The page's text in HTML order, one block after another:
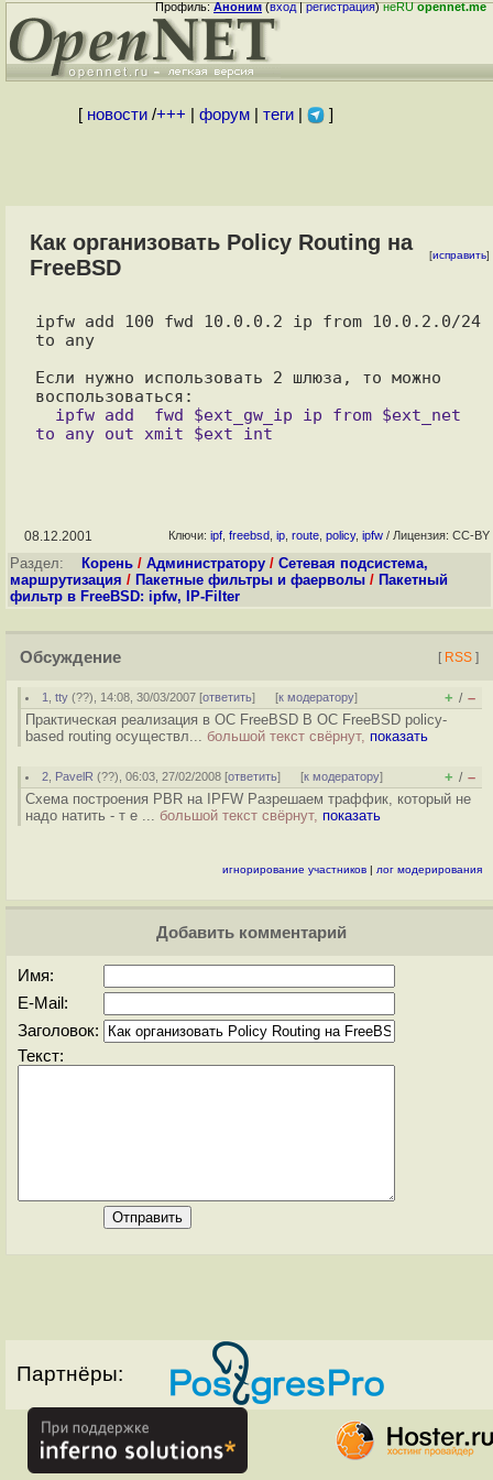
Профиль:Аноним(вход|регистрация)неRUopennet.me
[ новости/+++ форум| теги| ]
Как организовать Policy Routing на
FreeBSD
[исправить]
ipfw add 100 fwd 10.0.0.2 ip from 10.0.2.0/24
to any
Если нужно использовать 2 шлюза, то можно
08.12.2001 Ключи: ipf freebsd ip route policy, ipfw / Лицензия: CC-BY
Раздел: Корень / Администратору / Сетевая подсистема,
маршрутизация / Пакетные фильтры и фаерволы / Пакетный
фильтр в FreeBSD: ipfw, IP-Filter
Обсуждение [ RSS ]
1 ,tty (??), 14:08, 30/03/2007 [ответить] [к модератору] + / –
Практическая реализация в ОС FreeBSD В ОС FreeBSD policy-
based routing осуществл... большой текст свёрнут, показать
2 PavelR (??), 06:03, 27/02/2008 [ответить] [к модератору] + / –
Схема построения PBR на IPFW Разрешаем траффик, который не
надо натить - т е ... большой текст свёрнут, показать
игнорирование участников | лог модерирования
Добавить комментарий
Имя:
E-Mail:
Заголовок:
Текст:
Партнёры: